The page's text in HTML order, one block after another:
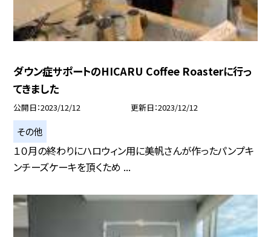
ダウン症サポートのHICARU Coffee Roasterに行っ
てきました
公開日 2023/12/12 更新日 2023/12/12
その他
１０月の終わりにハロウィン用に美帆さんが作ったパンプキ
ンチーズケーキを頂くため ...